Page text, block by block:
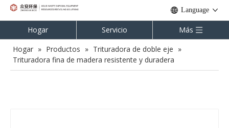
Language
Hogar Servicio
Más
Hogar » Productos » Trituradora de doble eje »
Trituradora fina de madera resistente y duradera